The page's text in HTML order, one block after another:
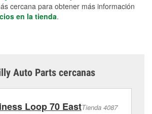
cercana para obtener más información
en la tienda.
Auto Parts cercanas
Loop 70 EastTienda 4087